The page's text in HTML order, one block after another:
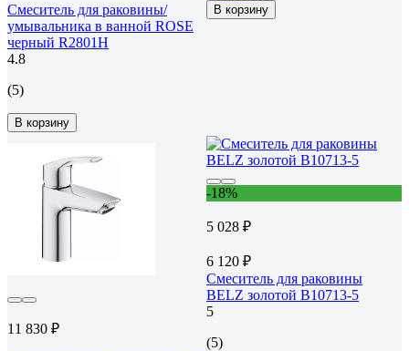
Смеситель для раковины/
умывальника в ванной ROSE
черный R2801H
4.8
(5)
В корзину
В корзину
11 830 ₽
-18%
5 028 ₽
6 120 ₽
Смеситель для раковины
BELZ золотой B10713-5
5
(5)